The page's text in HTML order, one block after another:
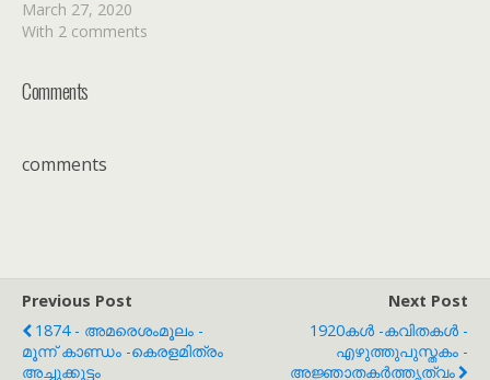
March 27, 2020
With 2 comments
Comments
comments
Previous Post
1874 - അമരെശംമൂലം -
മൂന്ന് കാണ്ഡം -കെരളമിത്രം
അച്ചുക്കൂട്ടം
Next Post
1920കൾ -കവിതകൾ -
എഴുത്തുപുസ്തകം -
അജ്ഞാതകർത്തൃത്വം